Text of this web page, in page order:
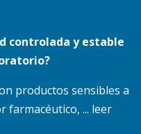
controlada y estable
productos sensibles a
farmacéutico, ... leer